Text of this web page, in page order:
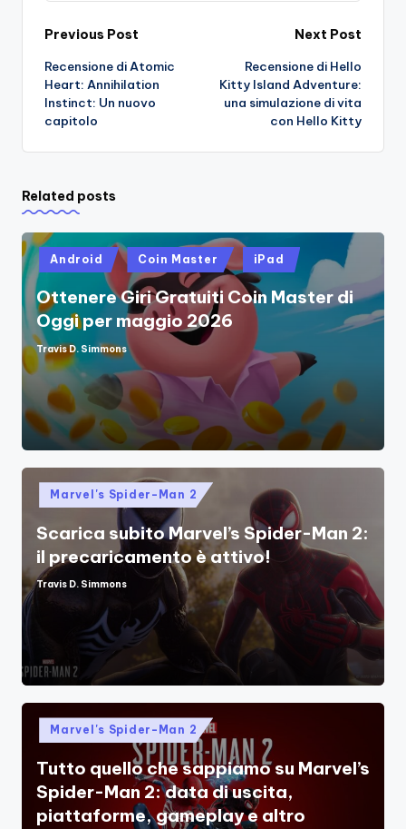
Post
navigation
Previous Post
Recensione di Atomic
Heart: Annihilation
Instinct: Un nuovo
capitolo
Next Post
Recensione di Hello
Kitty Island Adventure:
una simulazione di vita
con Hello Kitty
Related posts
Posted
in
Android Coin Master iPad
Ottenere Giri Gratuiti Coin Master di
Oggi per maggio 2026
Posted
by
Travis D. Simmons
Posted
in
Marvel's Spider-Man 2
Scarica subito Marvel’s Spider-Man 2:
il precaricamento è attivo!
Posted
Travis D. Simmons
Posted
in
Marvel's Spider-Man 2
Tutto quello che sappiamo su Marvel’s
Spider-Man 2: data di uscita,
piattaforme, gameplay e altro